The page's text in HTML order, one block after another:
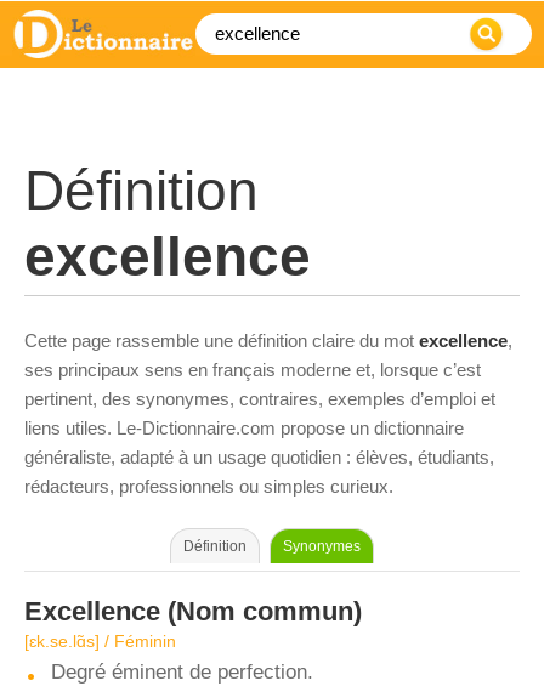
Définition
excellence
Cette page rassemble une définition claire du mot excellence,
ses principaux sens en français moderne et, lorsque c’est
pertinent, des synonymes, contraires, exemples d’emploi et
liens utiles. Le-Dictionnaire.com propose un dictionnaire
généraliste, adapté à un usage quotidien : élèves, étudiants,
rédacteurs, professionnels ou simples curieux.
Définition Synonymes
Excellence (Nom commun)
[ɛk.se.lɑ̃s] / Féminin
Degré éminent de perfection.